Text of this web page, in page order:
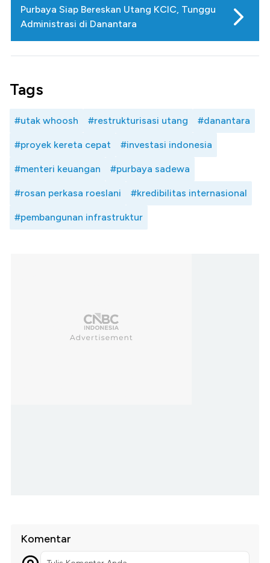
Purbaya Siap Bereskan Utang KCIC, Tunggu
Administrasi di Danantara
Tags
#utak whoosh #restrukturisasi utang #danantara
#proyek kereta cepat #investasi indonesia
#menteri keuangan #purbaya sadewa
#rosan perkasa roeslani #kredibilitas internasional
#pembangunan infrastruktur
Komentar